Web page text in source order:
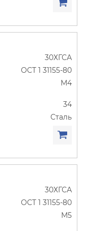
30ХГСА
ОСТ 1 31155-80
М4
34
Сталь
30ХГСА
ОСТ 1 31155-80
М5